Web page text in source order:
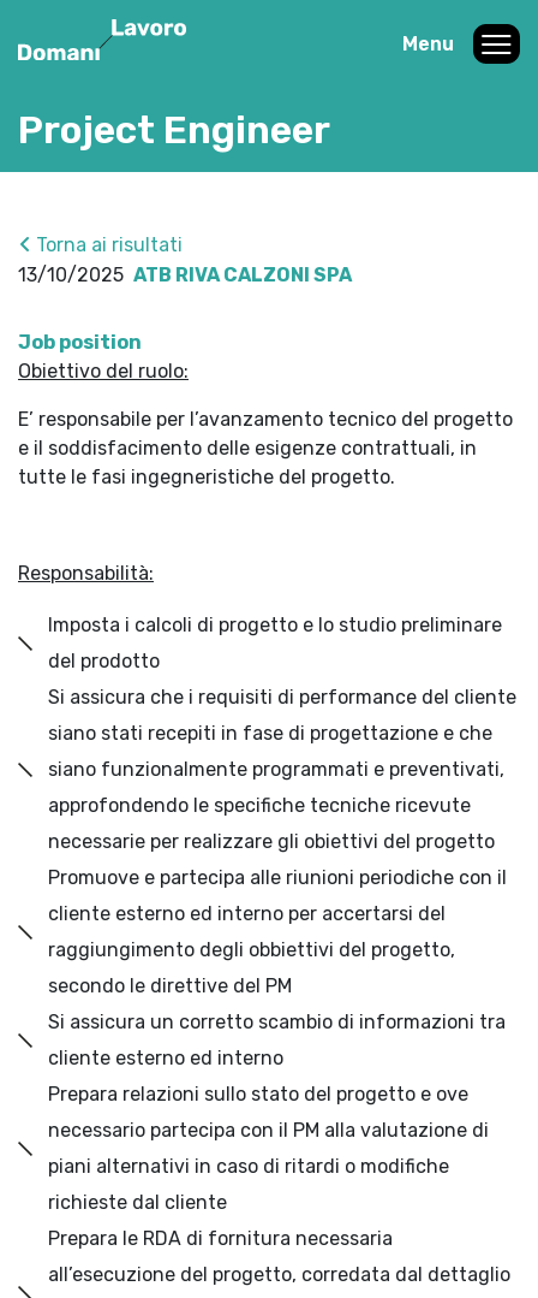
Menu
Project Engineer
Torna ai risultati
13/10/2025 ATB RIVA CALZONI SPA
Job position
Obiettivo del ruolo:
E’ responsabile per l’avanzamento tecnico del progetto
e il soddisfacimento delle esigenze contrattuali, in
tutte le fasi ingegneristiche del progetto.
Responsabilità:
Imposta i calcoli di progetto e lo studio preliminare
del prodotto
Si assicura che i requisiti di performance del cliente
siano stati recepiti in fase di progettazione e che
siano funzionalmente programmati e preventivati,
approfondendo le specifiche tecniche ricevute
necessarie per realizzare gli obiettivi del progetto
Promuove e partecipa alle riunioni periodiche con il
cliente esterno ed interno per accertarsi del
raggiungimento degli obbiettivi del progetto,
secondo le direttive del PM
Si assicura un corretto scambio di informazioni tra
cliente esterno ed interno
Prepara relazioni sullo stato del progetto e ove
necessario partecipa con il PM alla valutazione di
piani alternativi in caso di ritardi o modifiche
richieste dal cliente
Prepara le RDA di fornitura necessaria
all’esecuzione del progetto, corredata dal dettaglio